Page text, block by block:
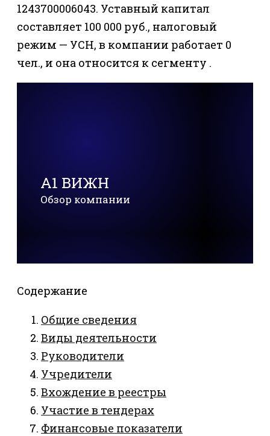
1243700006043. Уставный капитал
составляет 100 000 руб., налоговый
режим — УСН, в компании работает 0
чел., и она относится к сегменту .
А1 ВИЖН
Обзор компании
Содержание
Общие сведения
Виды деятельности
Руководители
Учредители
Вхождение в реестры
Участие в тендерах
Финансовые показатели